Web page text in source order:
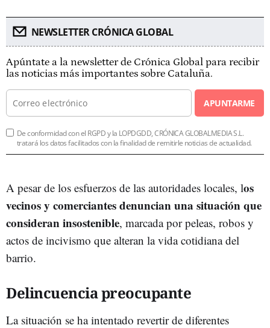
NEWSLETTER CRÓNICA GLOBAL
Apúntate a la newsletter de Crónica Global para recibir
las noticias más importantes sobre Cataluña.
APUNTARME
De conformidad con el RGPD y la LOPDGDD, CRÓNICA GLOBALMEDIA S.L.
tratará los datos facilitados con la finalidad de remitirle noticias de actualidad.
A pesar de los esfuerzos de las autoridades locales, los
vecinos y comerciantes denuncian una situación que
consideran insostenible, marcada por peleas, robos y
actos de incivismo que alteran la vida cotidiana del
barrio.
Delincuencia preocupante
La situación se ha intentado revertir de diferentes